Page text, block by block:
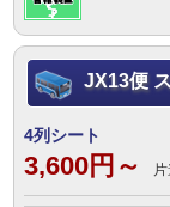
JX13便
4列シート
3,600円～